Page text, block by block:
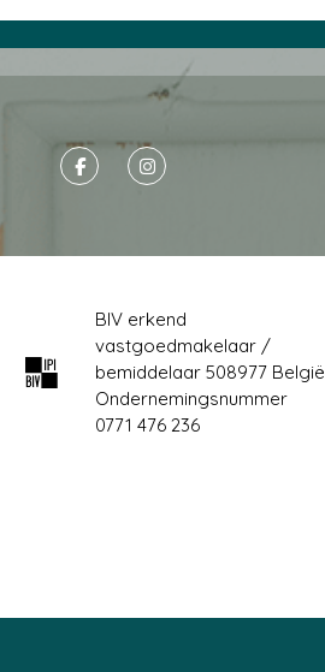
BIV erkend
vastgoedmakelaar /
bemiddelaar 508977 België
Ondernemingsnummer
0771 476 236